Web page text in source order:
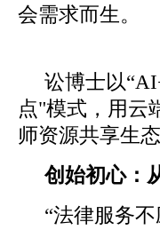
会需求而生。
讼博士以
点"模式，用云
师资源共享生
创始初心：
“法律服务